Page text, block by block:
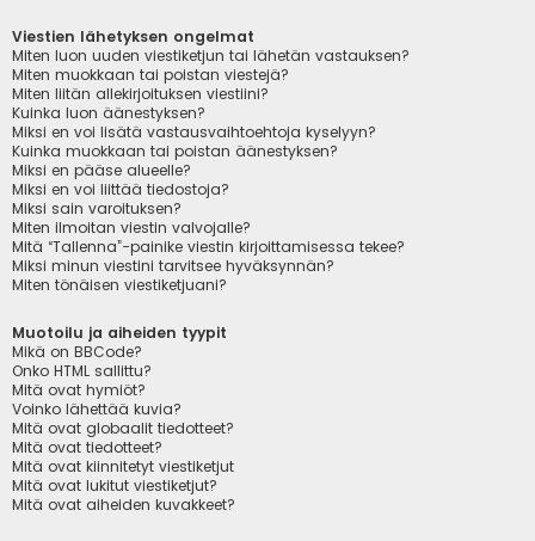
Viestien lähetyksen ongelmat
Miten luon uuden viestiketjun tai lähetän vastauksen?
Miten muokkaan tai poistan viestejä?
Miten liitän allekirjoituksen viestiini?
Kuinka luon äänestyksen?
Miksi en voi lisätä vastausvaihtoehtoja kyselyyn?
Kuinka muokkaan tai poistan äänestyksen?
Miksi en pääse alueelle?
Miksi en voi liittää tiedostoja?
Miksi sain varoituksen?
Miten ilmoitan viestin valvojalle?
Mitä “Tallenna”-painike viestin kirjoittamisessa tekee?
Miksi minun viestini tarvitsee hyväksynnän?
Miten tönäisen viestiketjuani?
Muotoilu ja aiheiden tyypit
Mikä on BBCode?
Onko HTML sallittu?
Mitä ovat hymiöt?
Voinko lähettää kuvia?
Mitä ovat globaalit tiedotteet?
Mitä ovat tiedotteet?
Mitä ovat kiinnitetyt viestiketjut
Mitä ovat lukitut viestiketjut?
Mitä ovat aiheiden kuvakkeet?